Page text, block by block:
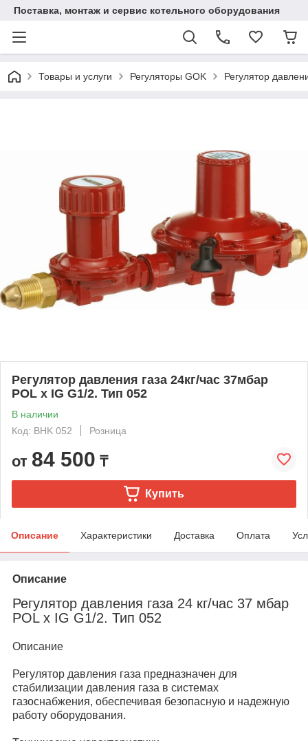
Поставка, монтаж и сервис котельного оборудования
Товары и услуги Регуляторы GOK Регулятор
Регулятор давления газа 24кг/час 37мбар
POL x IG G1/2. Тип 052
В наличии
Код: BHK 052
Розница
от 84 500 ₸
Купить
Описание Характеристики Доставка Оплата
Описание
Регулятор давления газа 24 кг/час 37 мбар
POL x IG G1/2. Тип 052
Описание
Регулятор давления газа предназначен для
стабилизации давления газа в системах
газоснабжения, обеспечивая безопасную и надежную
работу оборудования.